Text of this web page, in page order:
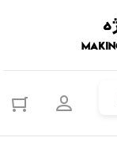
ورود به